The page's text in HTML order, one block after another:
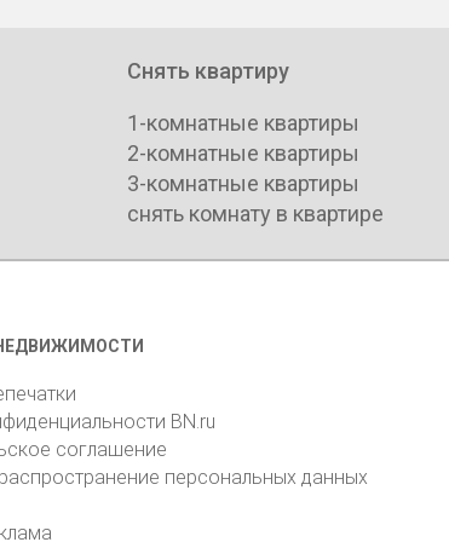
Снять квартиру
1-комнатные квартиры
2-комнатные квартиры
3-комнатные квартиры
снять комнату в квартире
BN.ru
соглашение
персональных данных